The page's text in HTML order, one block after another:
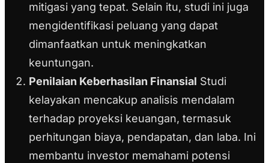
mitigasi yang tepat. Selain itu, studi ini juga
mengidentifikasi peluang yang dapat
dimanfaatkan untuk meningkatkan
keuntungan.
Penilaian Keberhasilan Finansial Studi
kelayakan mencakup analisis mendalam
terhadap proyeksi keuangan, termasuk
perhitungan biaya, pendapatan, dan laba. Ini
membantu investor memahami potensi